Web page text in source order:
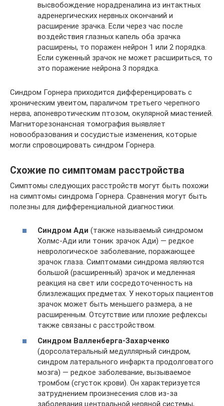
высвобождение норадреналина из интактных
адренергических нервных окончаний и
расширение зрачка. Если через час после
воздействия глазных капель оба зрачка
расширены, то поражен нейрон 1 или 2 порядка.
Если суженный зрачок не может расшириться, то
это поражение нейрона 3 порядка.
Синдром Горнера приходится дифференцировать с
хроническим увеитом, параличом третьего черепного
нерва, апоневротическим птозом, окулярной миастенией.
Магниторезонансная томография выявляет
новообразования и сосудистые изменения, которые
могли спровоцировать синдром Горнера.
Схожие по симптомам расстройства
Симптомы следующих расстройств могут быть похожи
на симптомы синдрома Горнера. Сравнения могут быть
полезны для дифференциальной диагностики.
Синдром Ади (также называемый синдромом
Холмс-Ади или тоник зрачок Ади) — редкое
неврологическое заболевание, поражающее
зрачок глаза. Симптомами синдрома являются
большой (расширенный) зрачок и медленная
реакция на свет или сосредоточенность на
близлежащих предметах. У некоторых пациентов
зрачок может быть меньшего размера, а не
расширенным. Отсутствие или плохие рефлексы
также связаны с расстройством.
Синдром Валленберга-Захарченко
(дорсолатеральный медуллярный синдром,
синдром латерального инфаркта продолговатого
мозга) — редкое заболевание, вызываемое
тромбом (сгусток крови). Он характеризуется
затруднением произнесения слов из-за
заболевания центральной нервной системы,